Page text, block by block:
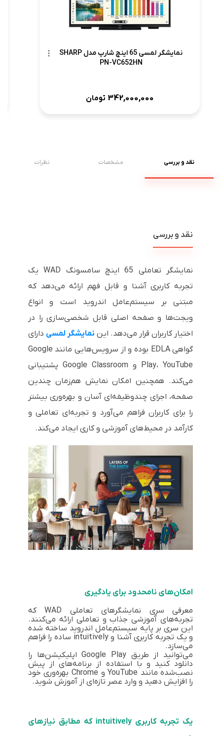
نمایشگر لمسی 65 اینچ شارپ مدل SHARP
PN-VC652HN
342,000,000 تومان
نقد و بررسی مشخصات نظرات
نقد و بررسی
نمایشگر تعاملی 65 اینچ سامسونگ WAD یک
تجربه کاربری آشنا و قابل فهم ارائه می‌دهد که
مبتنی بر سیستم‌عامل اندروید است و انواع
ویجت‌ها و صفحه اصلی قابل شخصی‌سازی را در
اختیار کاربران قرار می‌دهد. این نمایشگر لمسی دارای
گواهی EDLA بوده و از سرویس‌هایی مانند Google
Play، YouTube و Google Classroom پشتیبانی
می‌کند. همچنین امکان نمایش هم‌زمان چندین
صفحه، اجرای چندوظیفه‌ای آسان و بهره‌وری بیشتر
را برای کاربران فراهم می‌آورد و تجربه‌ای تعاملی و
کارآمد در محیط‌های آموزشی و کاری ایجاد می‌کند.
امکان‌های نامحدود برای یادگیری
معرفی سری نمایشگرهای تعاملی WAD که
تجربه‌های آموزشی جذاب و تعاملی ارائه می‌کنند.
این سری بر پایه سیستم‌عامل اندروید ساخته شده
و یک تجربه کاربری آشنا و intuitively ساده را فراهم
می‌سازد.
می‌توانید از طریق Google Play اپلیکیشن‌ها را
دانلود کنید و با استفاده از برنامه‌های از پیش
نصب‌شده مانند YouTube و Chrome بهره‌وری خود
را افزایش دهید و وارد عصر تازه‌ای از آموزش شوید.
یک تجربه کاربری intuitively که مطابق نیازهای